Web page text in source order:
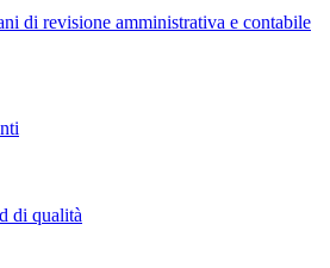
di revisione amministrativa e contabile
di qualità